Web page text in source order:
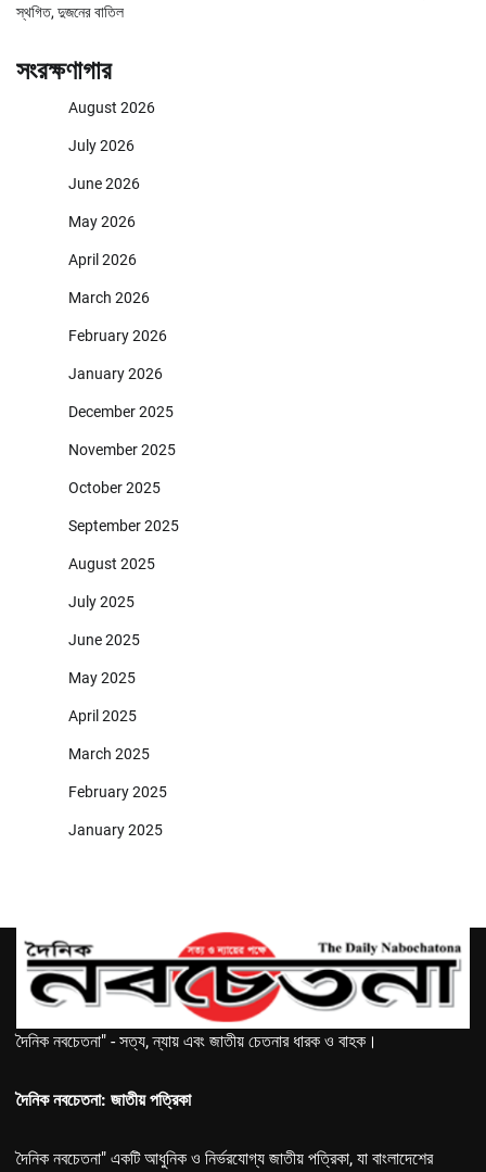
স্থগিত, দুজনের বাতিল
সংরক্ষণাগার
August 2026
July 2026
June 2026
May 2026
April 2026
March 2026
February 2026
January 2026
December 2025
November 2025
October 2025
September 2025
August 2025
July 2025
June 2025
May 2025
April 2025
March 2025
February 2025
January 2025
দৈনিক নবচেতনা" - সত্য, ন্যায় এবং জাতীয় চেতনার ধারক ও বাহক।
দৈনিক নবচেতনা: জাতীয় পত্রিকা
দৈনিক নবচেতনা" একটি আধুনিক ও নির্ভরযোগ্য জাতীয় পত্রিকা, যা বাংলাদেশের